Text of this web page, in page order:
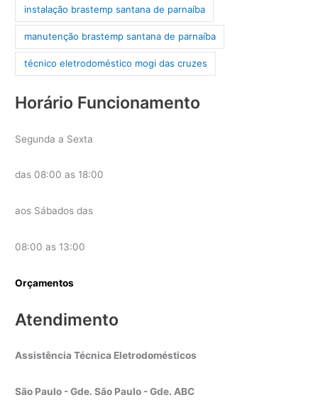
instalação brastemp santana de parnaíba
manutenção brastemp santana de parnaíba
técnico eletrodoméstico mogi das cruzes
Horário Funcionamento
Segunda a Sexta
das 08:00 as 18:00
aos Sábados das
08:00 as 13:00
Orçamentos
Atendimento
Assistência Técnica Eletrodomésticos
São Paulo - Gde. São Paulo - Gde. ABC